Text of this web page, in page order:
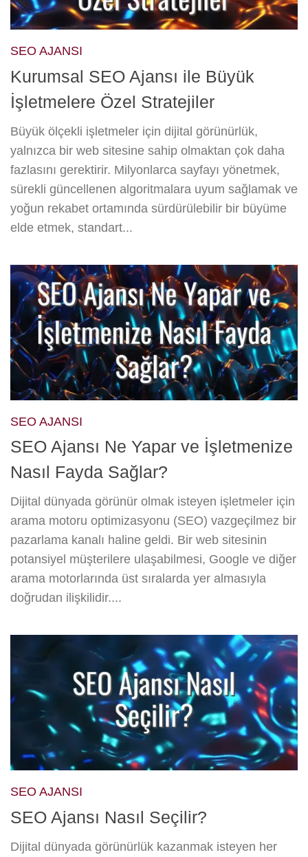
SEO AJANSI
Kurumsal SEO Ajansı ile Büyük
İşletmelere Özel Stratejiler
Büyük ölçekli işletmeler için dijital görünürlük,
yalnızca bir web sitesine sahip olmaktan çok daha
fazlasını gerektirir. Milyonlarca sayfayı yönetmek,
sürekli güncellenen algoritmalara uyum sağlamak ve
yoğun rekabet ortamında sürdürülebilir bir büyüme
elde etmek, standart...
SEO AJANSI
SEO Ajansı Ne Yapar ve İşletmenize
Nasıl Fayda Sağlar?
Dijital dünyada görünür olmak isteyen işletmeler için
arama motoru optimizasyonu (SEO) vazgeçilmez bir
pazarlama kanalı haline geldi. Bir web sitesinin
potansiyel müşterilere ulaşabilmesi, Google ve diğer
arama motorlarında üst sıralarda yer almasıyla
doğrudan ilişkilidir....
SEO AJANSI
SEO Ajansı Nasıl Seçilir?
Dijital dünyada görünürlük kazanmak isteyen her